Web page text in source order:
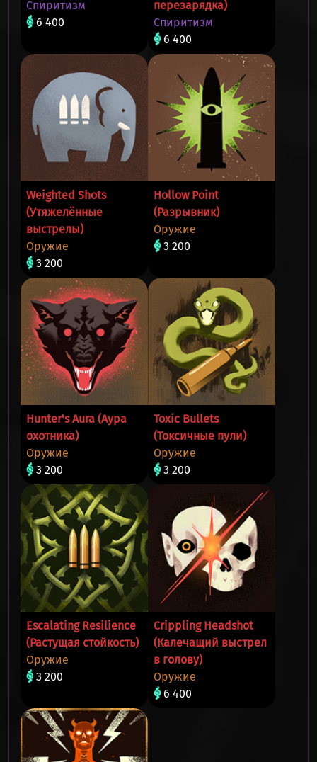
Спиритизм
6 400
перезарядка)
Спиритизм
6 400
Weighted Shots
(Утяжелённые
выстрелы)
Оружие
3 200
Hollow Point
(Разрывник)
Оружие
3 200
Hunter's Aura (Аура
охотника)
Оружие
3 200
Toxic Bullets
(Токсичные пули)
Оружие
3 200
Escalating Resilience
(Растущая стойкость)
Оружие
3 200
Crippling Headshot
(Калечащий выстрел
в голову)
Оружие
6 400